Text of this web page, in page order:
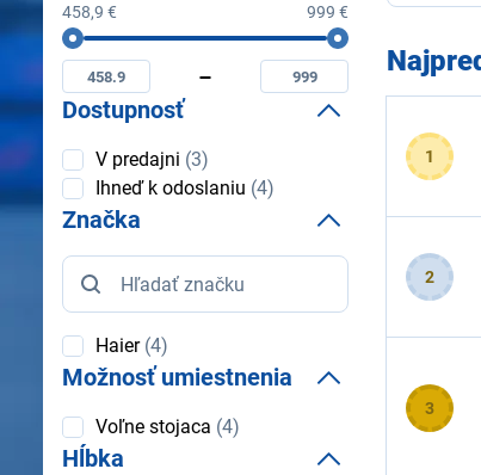
1
2
3
458,9 € 999 €
Cena
Minimální
cena
Maximální
cena
Dostupnosť
Dostupnosť
V predajni (3)
Ihneď k odoslaniu (4)
Značka
Značka
Haier(4)
Možnosť umiestnenia
Možnosť
umiestnenia
Voľne stojaca (4)
Hĺbka